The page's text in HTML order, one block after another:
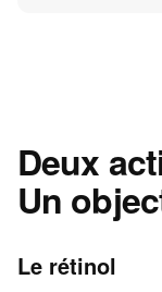
Deux
Un
Le rétinol